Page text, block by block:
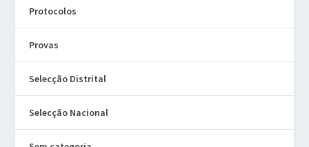
Protocolos
Provas
Selecção Distrital
Selecção Nacional